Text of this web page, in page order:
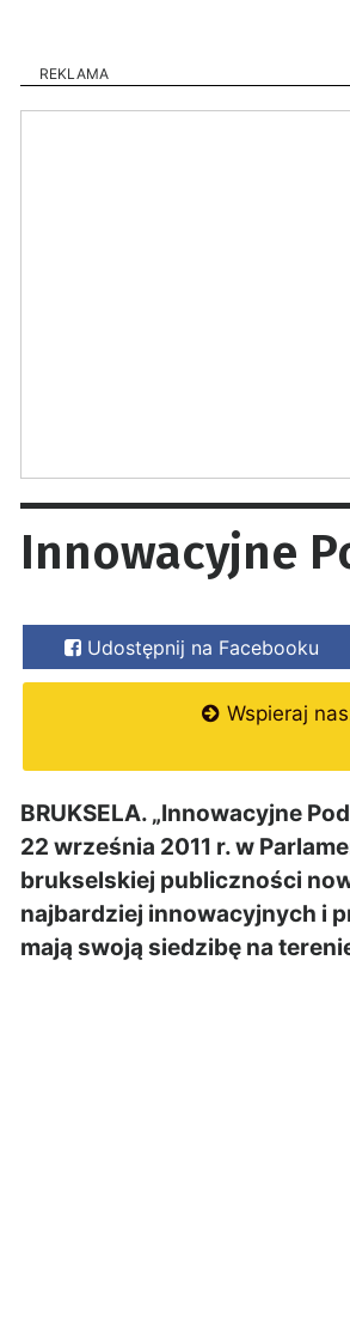
REKLAMA
Innowacyjne
Udostępnij na Facebooku
Wspieraj
BRUKSELA. „Innowacyjne
22 września 2011 r. w
brukselskiej publiczności
najbardziej innowacyjnych i
mają swoją siedzibę na